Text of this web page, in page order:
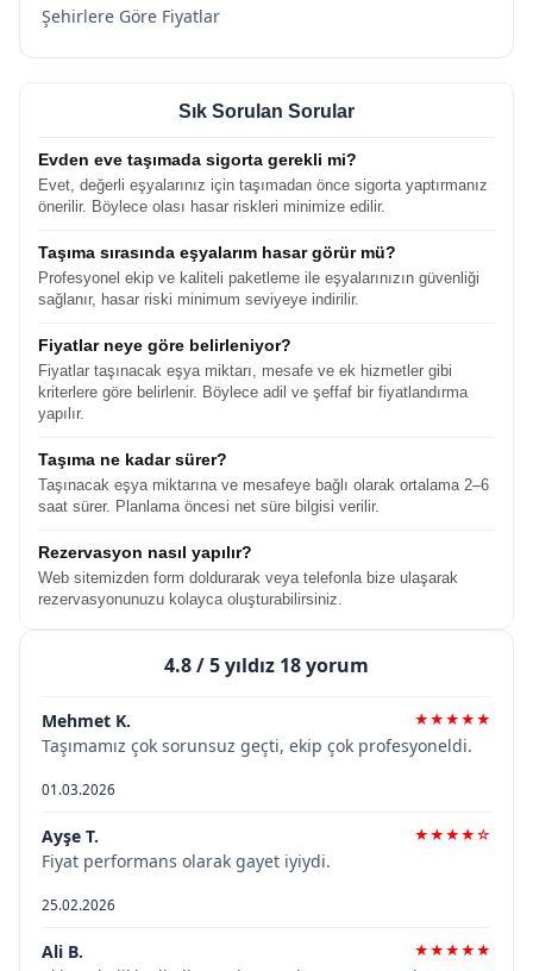
Şehirlere Göre Fiyatlar
Sık Sorulan Sorular
Evden eve taşımada sigorta gerekli mi?
Evet, değerli eşyalarınız için taşımadan önce sigorta yaptırmanız
önerilir. Böylece olası hasar riskleri minimize edilir.
Taşıma sırasında eşyalarım hasar görür mü?
Profesyonel ekip ve kaliteli paketleme ile eşyalarınızın güvenliği
sağlanır, hasar riski minimum seviyeye indirilir.
Fiyatlar neye göre belirleniyor?
Fiyatlar taşınacak eşya miktarı, mesafe ve ek hizmetler gibi
kriterlere göre belirlenir. Böylece adil ve şeffaf bir fiyatlandırma
yapılır.
Taşıma ne kadar sürer?
Taşınacak eşya miktarına ve mesafeye bağlı olarak ortalama 2–6
saat sürer. Planlama öncesi net süre bilgisi verilir.
Rezervasyon nasıl yapılır?
Web sitemizden form doldurarak veya telefonla bize ulaşarak
rezervasyonunuzu kolayca oluşturabilirsiniz.
4.8/ 5 yıldız 18 yorum
Mehmet K. ★★★★★
Taşımamız çok sorunsuz geçti, ekip çok profesyoneldi.
01.03.2026
Ayşe T. ★★★★☆
Fiyat performans olarak gayet iyiydi.
25.02.2026
Ali B. ★★★★★